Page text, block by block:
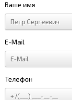
Ваше имя
E-Mail
Телефон